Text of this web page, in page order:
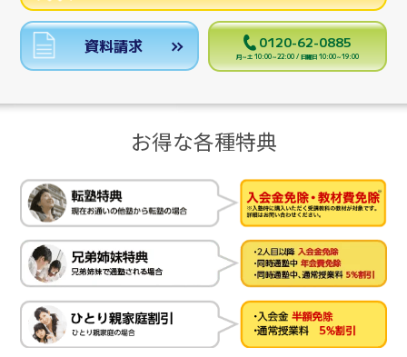
資料請求 0120-62-0885
月～土 10:00～22:00 / 日曜日 10:00～19:00
お得な各種特典